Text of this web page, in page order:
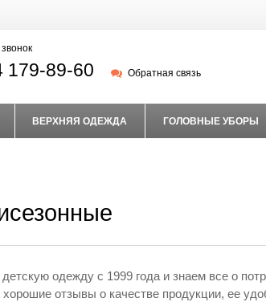
179-89-60 Обратная связь
ВЕРХНЯЯ ОДЕЖДА ГОЛОВНЫЕ УБОРЫ
одежду с 1999 года и знаем все о
отзывы о качестве продукции, ее